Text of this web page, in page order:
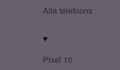
Alle telefoons
Pixel 10